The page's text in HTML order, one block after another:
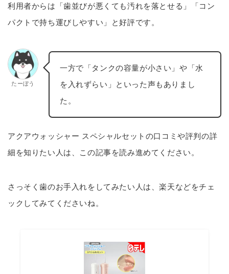
利用者からは「歯並びが悪くても汚れを落とせる」「コン
パクトで持ち運びしやすい」と好評です。
たーぼう
一方で「タンクの容量が小さい」や「水
を入れずらい」といった声もありまし
た。
アクアウォッシャー スペシャルセットの口コミや評判の詳
細を知りたい人は、この記事を読み進めてください。
さっそく歯のお手入れをしてみたい人は、楽天などをチェ
ックしてみてくださいね。